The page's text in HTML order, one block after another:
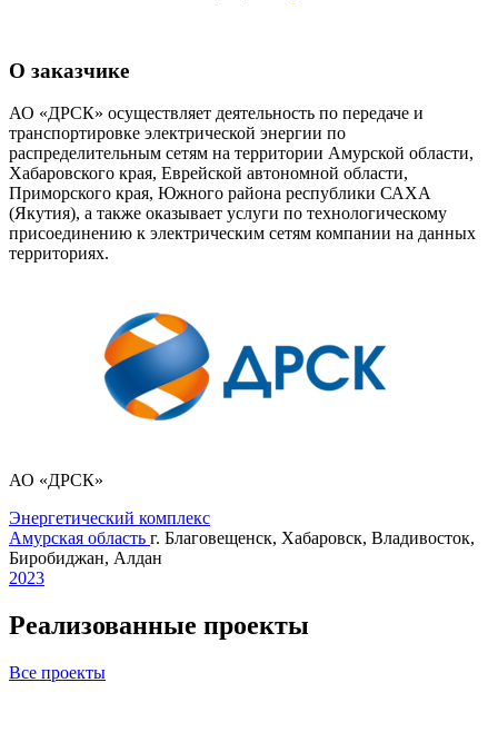
О заказчике
АО «ДРСК» осуществляет деятельность по передаче и
транспортировке электрической энергии по
распределительным сетям на территории Амурской области,
Хабаровского края, Еврейской автономной области,
Приморского края, Южного района республики САХА
(Якутия), а также оказывает услуги по технологическому
присоединению к электрическим сетям компании на данных
территориях.
АО «ДРСК»
Энергетический комплекс
Амурская область г. Благовещенск, Хабаровск, Владивосток,
Биробиджан, Алдан
2023
Реализованные проекты
Все проекты